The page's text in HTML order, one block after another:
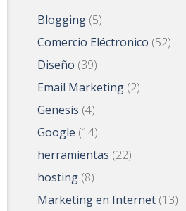
Blogging (5)
Comercio Eléctronico (52)
Diseño (39)
Email Marketing (2)
Genesis (4)
Google (14)
herramientas (22)
hosting (8)
Marketing en Internet (13)